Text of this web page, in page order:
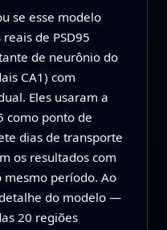
se esse modelo
de PSD95
de neurônio do
CA1) com
Eles usaram a
como ponto de
dias de transporte
os resultados com
período. Ao
do modelo —
20 regiões